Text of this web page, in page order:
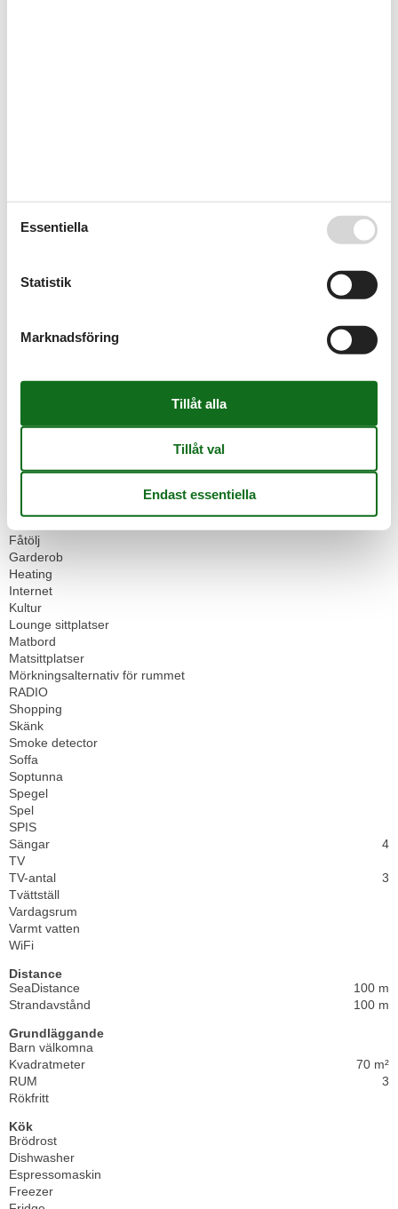
Sailing
Simning
Sportaktiviteter
Tennis
DUSCH
Dammsugare
Fåtölj
Garderob
Heating
Internet
Kultur
Lounge sittplatser
Matbord
Matsittplatser
Mörkningsalternativ för rummet
RADIO
Shopping
Skänk
Smoke detector
Soffa
Soptunna
Spegel
Spel
SPIS
Sängar
4
TV
TV-antal
3
Tvättställ
Vardagsrum
Varmt vatten
WiFi
Distance
SeaDistance
100 m
Strandavstånd
100 m
Grundläggande
Barn välkomna
Kvadratmeter
70 m²
RUM
3
Rökfritt
Kök
Brödrost
Dishwasher
Espressomaskin
Freezer
Essentiella
Statistik
Marknadsföring